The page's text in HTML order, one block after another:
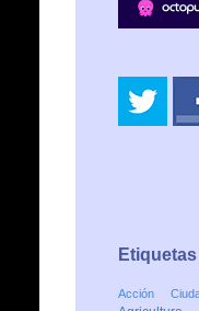
Etiquetas
Acción